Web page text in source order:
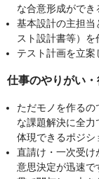
な合意形成ができ
基本設計の主担当
スト設計書等）
テスト計画を立
仕事のやりがい
ただモノを作る
な課題解決に全
体現できるポジシ
直請け・一次受け
意思決定が迅速で